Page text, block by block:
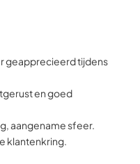
geapprecieerd tijdens
en goed
aangename sfeer.
klantenkring.